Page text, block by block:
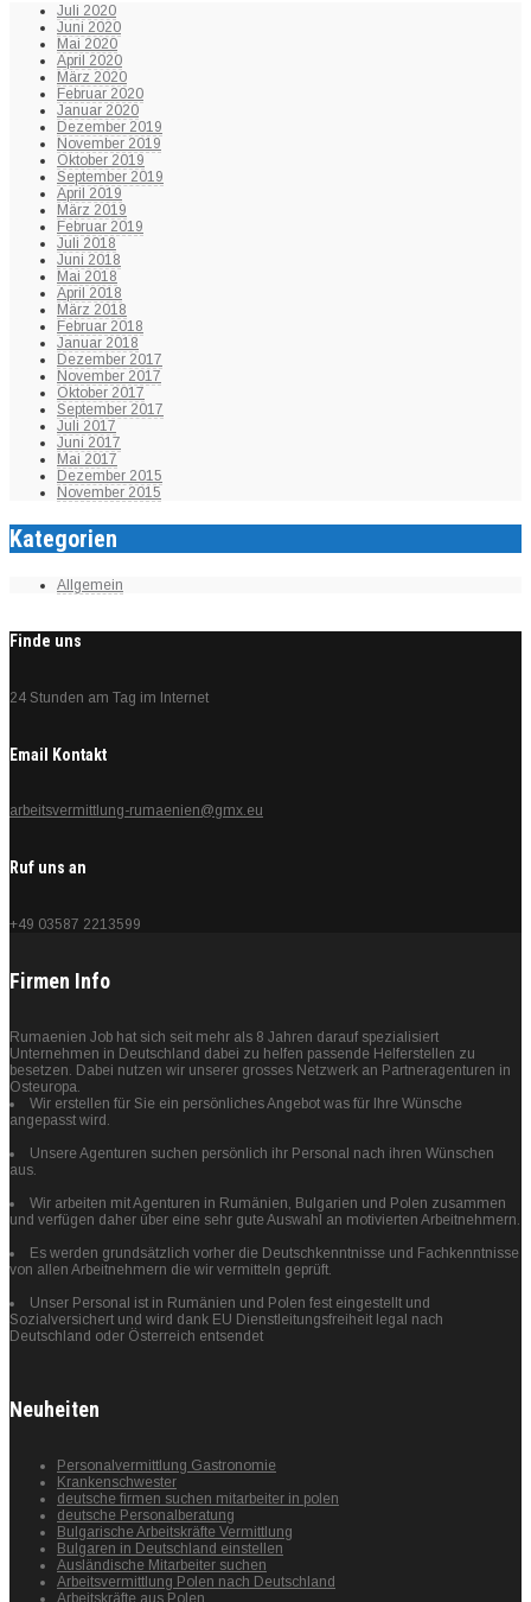
Juli 2020
Juni 2020
Mai 2020
April 2020
März 2020
Februar 2020
Januar 2020
Dezember 2019
November 2019
Oktober 2019
September 2019
April 2019
März 2019
Februar 2019
Juli 2018
Juni 2018
Mai 2018
April 2018
März 2018
Februar 2018
Januar 2018
Dezember 2017
November 2017
Oktober 2017
September 2017
Juli 2017
Juni 2017
Mai 2017
Dezember 2015
November 2015
Kategorien
Allgemein
Finde uns
24 Stunden am Tag im Internet
Email Kontakt
arbeitsvermittlung-rumaenien@gmx.eu
Ruf uns an
+49 03587 2213599
Firmen Info
Rumaenien Job hat sich seit mehr als 8 Jahren darauf spezialisiert
Unternehmen in Deutschland dabei zu helfen passende Helferstellen zu
besetzen. Dabei nutzen wir unserer grosses Netzwerk an Partneragenturen in
Osteuropa.
Wir erstellen für Sie ein persönliches Angebot was für Ihre Wünsche
angepasst wird.
Unsere Agenturen suchen persönlich ihr Personal nach ihren Wünschen
aus.
Wir arbeiten mit Agenturen in Rumänien, Bulgarien und Polen zusammen
und verfügen daher über eine sehr gute Auswahl an motivierten Arbeitnehmern.
Es werden grundsätzlich vorher die Deutschkenntnisse und Fachkenntnisse
von allen Arbeitnehmern die wir vermitteln geprüft.
Unser Personal ist in Rumänien und Polen fest eingestellt und
Sozialversichert und wird dank EU Dienstleitungsfreiheit legal nach
Deutschland oder Österreich entsendet
Neuheiten
Personalvermittlung Gastronomie
Krankenschwester
deutsche firmen suchen mitarbeiter in polen
deutsche Personalberatung
Bulgarische Arbeitskräfte Vermittlung
Bulgaren in Deutschland einstellen
Ausländische Mitarbeiter suchen
Arbeitsvermittlung Polen nach Deutschland
Arbeitskräfte aus Polen